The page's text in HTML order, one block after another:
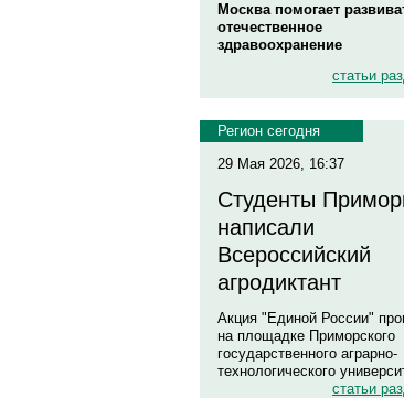
Москва помогает
отечественное
здравоохранение
статьи
Регион сегодня
29 Мая 2026, 16:37
Студенты
написали
Всероссийский
агродиктант
Акция "Единой России"
на площадке Приморского
государственного аграрно-
технологического
статьи